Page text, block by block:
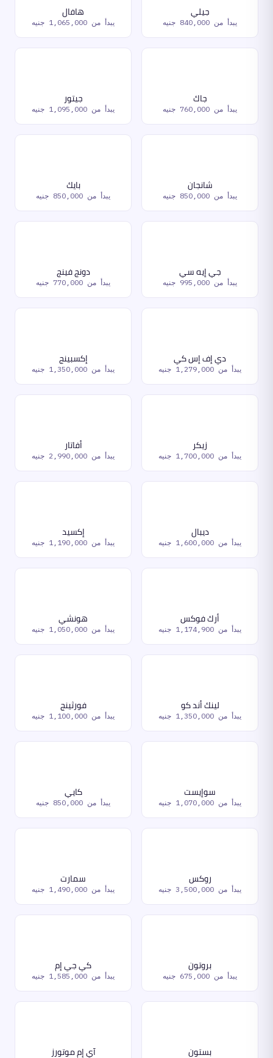
جيلي
يبدأ من 840,000 جنيه
هافال
يبدأ من 1,065,000 جنيه
جاك
يبدأ من 760,000 جنيه
جيتور
يبدأ من 1,095,000 جنيه
شانجان
يبدأ من 850,000 جنيه
بايك
يبدأ من 850,000 جنيه
جي إيه سي
يبدأ من 995,000 جنيه
دونج فينج
يبدأ من 770,000 جنيه
دي إف إس كي
يبدأ من 1,279,000 جنيه
إكسبينج
يبدأ من 1,350,000 جنيه
زيكر
يبدأ من 1,700,000 جنيه
أفاتار
يبدأ من 2,990,000 جنيه
ديبال
يبدأ من 1,600,000 جنيه
إكسيد
يبدأ من 1,190,000 جنيه
أرك فوكس
يبدأ من 1,174,900 جنيه
هونشي
يبدأ من 1,050,000 جنيه
لينك أند كو
يبدأ من 1,350,000 جنيه
فورثينج
يبدأ من 1,100,000 جنيه
سوإيست
يبدأ من 1,070,000 جنيه
كايي
يبدأ من 850,000 جنيه
روكس
يبدأ من 3,500,000 جنيه
سمارت
يبدأ من 1,490,000 جنيه
بروتون
يبدأ من 675,000 جنيه
كي جي إم
يبدأ من 1,585,000 جنيه
بستون آي إم موتورز